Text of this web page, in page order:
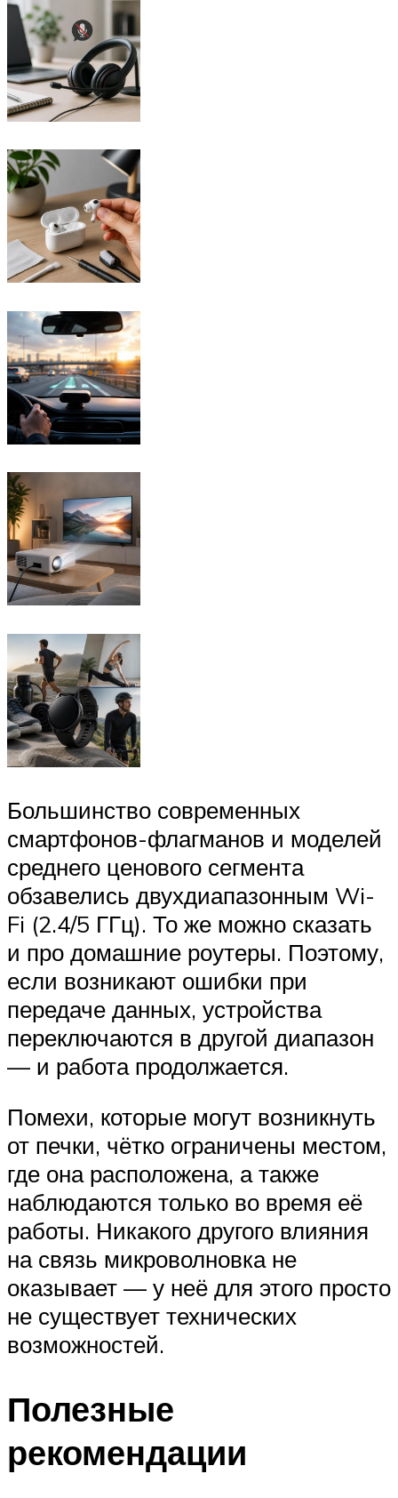
Большинство современных
смартфонов-флагманов и моделей
среднего ценового сегмента
обзавелись двухдиапазонным Wi-
Fi (2.4/5 ГГц). То же можно сказать
и про домашние роутеры. Поэтому,
если возникают ошибки при
передаче данных, устройства
переключаются в другой диапазон
— и работа продолжается.
Помехи, которые могут возникнуть
от печки, чётко ограничены местом,
где она расположена, а также
наблюдаются только во время её
работы. Никакого другого влияния
на связь микроволновка не
оказывает — у неё для этого просто
не существует технических
возможностей.
Полезные
рекомендации